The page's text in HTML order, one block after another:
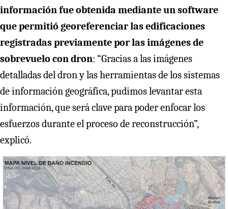
información fue obtenida mediante un software
que permitió georeferenciar las edificaciones
registradas previamente por las imágenes de
sobrevuelo con dron: “Gracias a las imágenes
detalladas del dron y las herramientas de los sistemas
de información geográfica, pudimos levantar esta
información, que será clave para poder enfocar los
esfuerzos durante el proceso de reconstrucción”,
explicó.